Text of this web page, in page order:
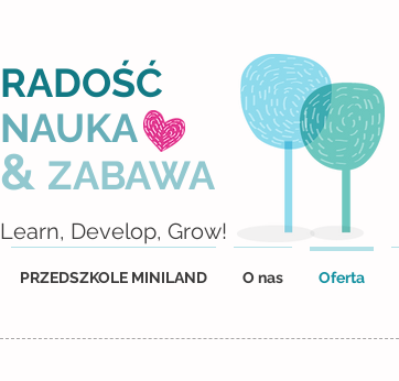
RADOŚĆ
NAUKA
& ZABAWA
Learn, Develop, Grow!
PRZEDSZKOLE MINILAND O nas Oferta